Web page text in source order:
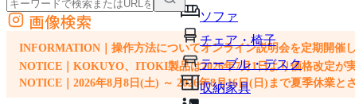
ソファ
チェア・椅子
テーブル・デスク
収納家具
外部サイトの商品をカートに追加
他のサイトで見つけた商品ページのURLを貼り付けて、カートに追加できます
画像検索
INFORMATION｜操作方法についてオンライン説明会を定期開催し
NOTICE｜KOKUYO、ITOKI製品は2026年7月1日より価格改定が
NOTICE｜2026年8月8日(土) ～ 2026年8月16日(日)まで夏季休業と